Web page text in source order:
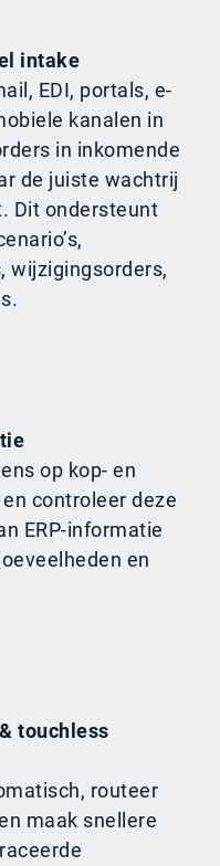
intake
EDI, portals, e-
kanalen in
in inkomende
de juiste wachtrij
Dit ondersteunt
wijzigingsorders,
op kop- en
controleer deze
ERP-informatie
en
touchless
routeer
maak snellere